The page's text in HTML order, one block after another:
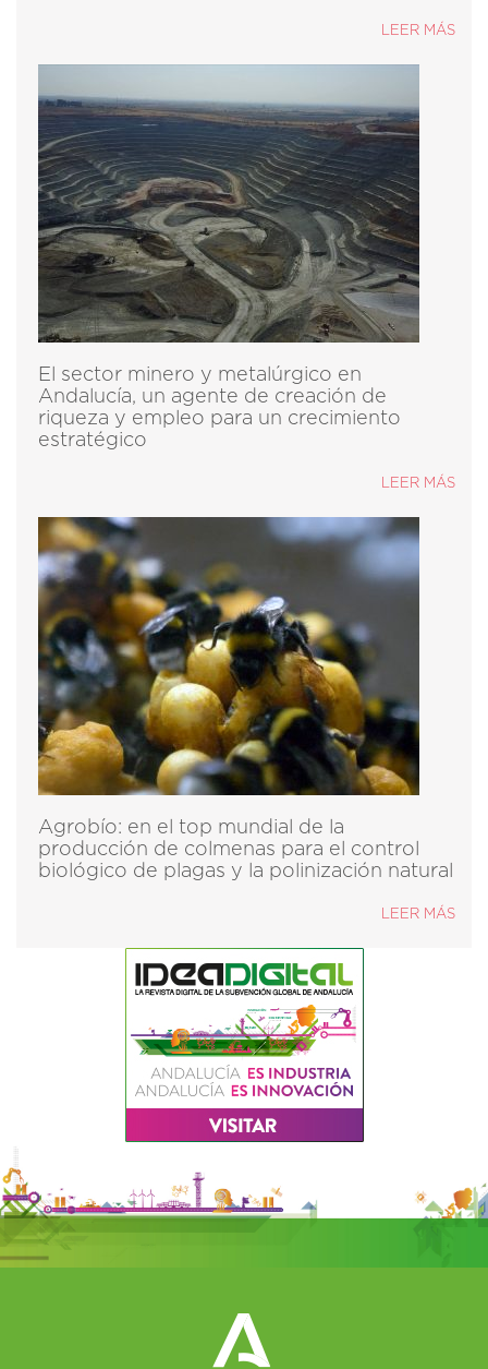
LEER MÁS
El sector minero y metalúrgico en
Andalucía, un agente de creación de
riqueza y empleo para un crecimiento
estratégico
LEER MÁS
Agrobío: en el top mundial de la
producción de colmenas para el control
biológico de plagas y la polinización natural
LEER MÁS